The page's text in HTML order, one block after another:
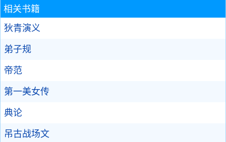
相关书籍
狄青演义
弟子规
帝范
第一美女传
典论
吊古战场文